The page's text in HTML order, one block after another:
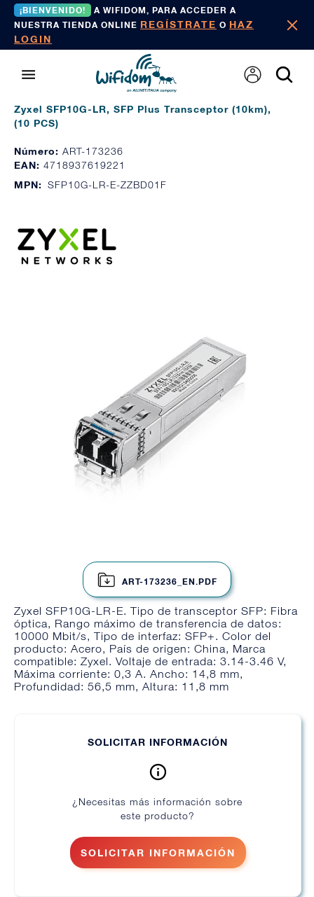
¡BIENVENIDO!
A WIFIDOM, PARA ACCEDER A
NUESTRA TIENDA ONLINE REGÍSTRATE O HAZ
LOGIN
Zyxel SFP10G-LR, SFP Plus Transceptor (10km),
(10 PCS)
Número: ART-173236
EAN: 4718937619221
MPN: SFP10G-LR-E-ZZBD01F
ART-173236_EN.PDF
Zyxel SFP10G-LR-E. Tipo de transceptor SFP: Fibra
óptica, Rango máximo de transferencia de datos:
10000 Mbit/s, Tipo de interfaz: SFP+. Color del
producto: Acero, País de origen: China, Marca
compatible: Zyxel. Voltaje de entrada: 3.14-3.46 V,
Máxima corriente: 0,3 A. Ancho: 14,8 mm,
Profundidad: 56,5 mm, Altura: 11,8 mm
SOLICITAR INFORMACIÓN
¿Necesitas más información sobre
este producto?
SOLICITAR INFORMACIÓN